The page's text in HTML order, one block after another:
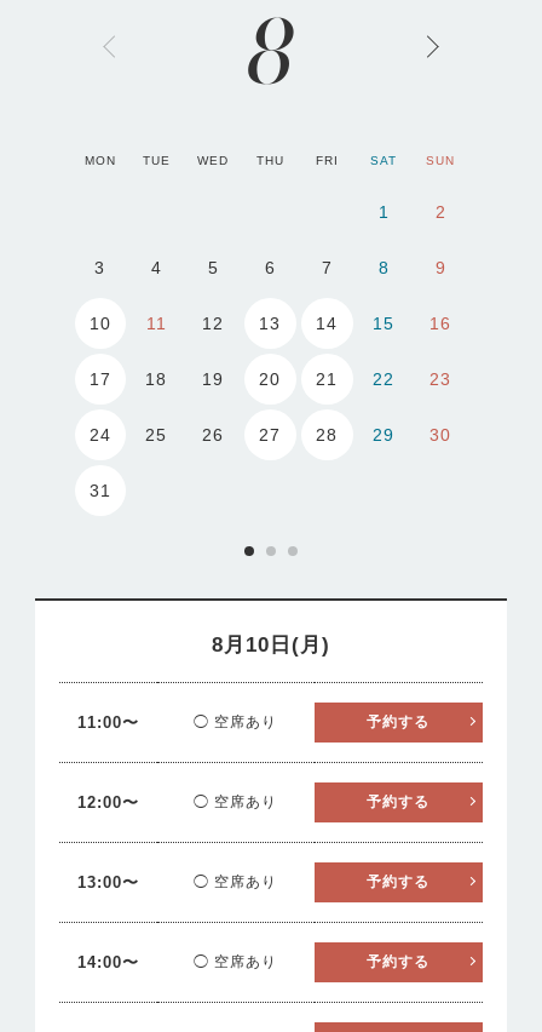
8
MON TUE WED THU FRI SAT SUN
1 2
3 4 5 6 7 8 9
10 11 12 13 14 15 16
17 18 19 20 21 22 23
24 25 26 27 28 29 30
31
8月10日(月)
11:00〜 ◯ 空席あり 予約する
12:00〜 ◯ 空席あり 予約する
13:00〜 ◯ 空席あり 予約する
14:00〜 ◯ 空席あり 予約する